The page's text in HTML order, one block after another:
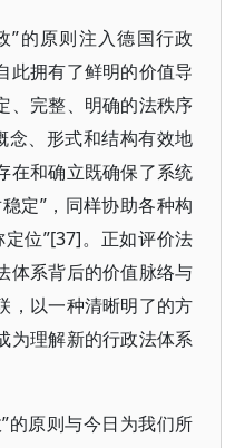
”的原则注入德国行政
此拥有了鲜明的价值导
、完整、明确的法秩序
念、形式和结构有效地
在和确立既确保了系统
定”，同样协助各种构
位”[37]。正如评价法
体系背后的价值脉络与
，以一种清晰明了的方
为理解新的行政法体系
的原则与今日为我们所